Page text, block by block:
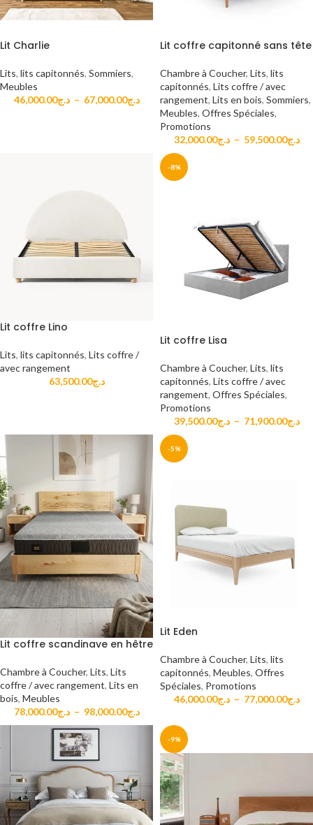
Lit Charlie
Lits, lits capitonnés, Sommiers,
Meubles
د.ج46,000.00 – د.ج67,000.00
Lit coffre capitonné sans tête
Chambre à Coucher, Lits, lits
capitonnés, Lits coffre / avec
rangement, Lits en bois, Sommiers,
Meubles, Offres Spéciales,
Promotions
د.ج32,000.00 – د.ج59,500.00
Lit coffre Lino
Lits, lits capitonnés, Lits coffre /
avec rangement
د.ج63,500.00
-8%
Lit coffre Lisa
Chambre à Coucher, Lits, lits
capitonnés, Lits coffre / avec
rangement, Offres Spéciales,
Promotions
د.ج39,500.00 – د.ج71,900.00
Lit coffre scandinave en hêtre
Chambre à Coucher, Lits, Lits
coffre / avec rangement, Lits en
bois, Meubles
د.ج78,000.00 – د.ج98,000.00
-5%
Lit Eden
Chambre à Coucher, Lits, lits
capitonnés, Meubles, Offres
Spéciales, Promotions
د.ج46,000.00 – د.ج77,000.00
-9%